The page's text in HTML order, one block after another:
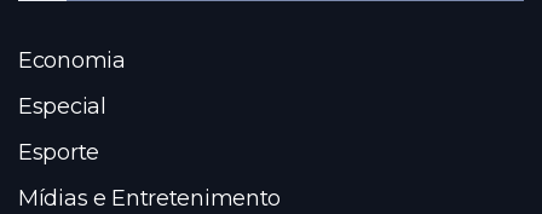
Economia
Especial
Esporte
Mídias e Entretenimento